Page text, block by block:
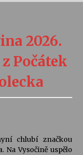
Duškové: Stávám se
2026.
Počátek
chlubí značkou
Na Vysočině uspělo